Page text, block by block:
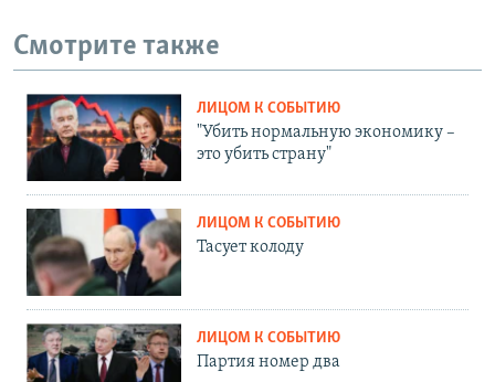
Смотрите также
ЛИЦОМ К СОБЫТИЮ
"Убить нормальную экономику –
это убить страну"
ЛИЦОМ К СОБЫТИЮ
Тасует колоду
ЛИЦОМ К СОБЫТИЮ
Партия номер два